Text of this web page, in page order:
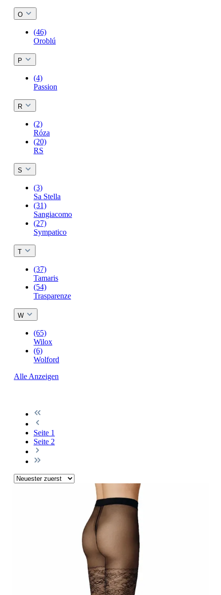
O
(46)
Oroblú
P
(4)
Passion
R
(2)
Róza
(20)
RS
S
(3)
Sa Stella
(31)
Sangiacomo
(27)
Sympatico
T
(37)
Tamaris
(54)
Trasparenze
W
(65)
Wilox
(6)
Wolford
Alle Anzeigen
Seite 1
Seite 2